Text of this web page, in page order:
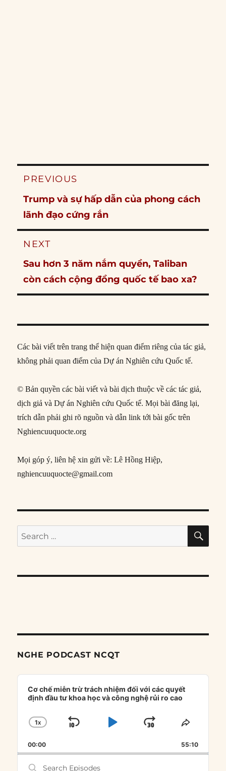
Post
PREVIOUS
Previous
post:
Trump và sự hấp dẫn của phong cách
lãnh đạo cứng rắn
NEXT
Next
post:
Sau hơn 3 năm nắm quyền, Taliban
còn cách cộng đồng quốc tế bao xa?
Các bài viết trên trang thể hiện quan điểm riêng của tác giả,
không phải quan điểm của Dự án Nghiên cứu Quốc tế.
© Bản quyền các bài viết và bài dịch thuộc về các tác giả,
dịch giả và Dự án Nghiên cứu Quốc tế. Mọi bài đăng lại,
trích dẫn phải ghi rõ nguồn và dẫn link tới bài gốc trên
Nghiencuuquocte.org
Mọi góp ý, liên hệ xin gửi về: Lê Hồng Hiệp,
nghiencuuquocte@gmail.com
Search
for:
NGHE PODCAST NCQT
Audio
Player
Cơ chế miễn trừ trách nhiệm đối với các quyết
định đầu tư khoa học và công nghệ rủi ro cao
CHANGE
RATE
1X
SKIP
PLAYJUMP
FORWARD
SHARE
00:00 55:10
Search